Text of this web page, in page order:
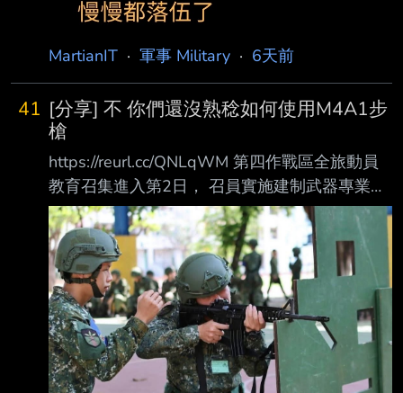
3預告片 直到出現J-15D 不知道影片釋出的時
間? 印象中去年央視也有發佈過一片類似的? 平
MartianIT · 軍事 Military · 6天前
41 [分享] 不 你們還沒熟稔如何使用M4A1步
槍
https://reurl.cc/QNLqWM 第四作戰區全旅動員
教育召集進入第2日， 召員實施建制武器專業專
長訓練， 由教官就武器諸元性能、分解結合、
射擊預習及安全規範等進度授課， 並結合官兵
協同操作與分組練習， 使召員熟悉各式武器性
能與操作程序， 建立正確射擊觀念，為後續實
彈射擊訓練奠定基礎。 於是出現了這一張由士
兵操作美國援助M4A1步槍的照片
https://i.imgur.com/00ipGOv.jpeg 但兄弟 你的折
疊照門是沒有打開的